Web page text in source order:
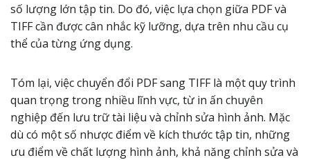
số lượng lớn tập tin. Do đó, việc lựa chọn giữa PDF và
TIFF cần được cân nhắc kỹ lưỡng, dựa trên nhu cầu cụ
thể của từng ứng dụng.
Tóm lại, việc chuyển đổi PDF sang TIFF là một quy trình
quan trọng trong nhiều lĩnh vực, từ in ấn chuyên
nghiệp đến lưu trữ tài liệu và chỉnh sửa hình ảnh. Mặc
dù có một số nhược điểm về kích thước tập tin, những
ưu điểm về chất lượng hình ảnh, khả năng chỉnh sửa và